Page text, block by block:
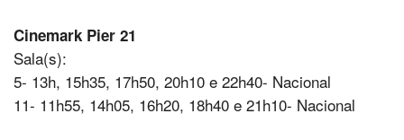
Cinemark Pier 21
Sala(s):
5- 13h, 15h35, 17h50, 20h10 e 22h40- Nacional
11- 11h55, 14h05, 16h20, 18h40 e 21h10- Nacional